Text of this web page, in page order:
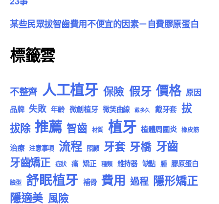
某些民眾拔智齒費用不便宜的因素－自費膠原蛋白
標籤雲
不整齊 人工植牙 保險 假牙 價格 原因
品牌 失敗 年齡 微創植牙 微笑曲線 戴多久 戴牙套 拔
拔除 推薦 智齒 材質 植牙 植體周圍炎 橡皮筋
治療 注意事項 流程 照顧 牙套 牙橋 牙齒
牙齒矯正 症狀 痛 矯正 種類 維持器 缺點 腫 膠原蛋白
臉型 舒眠植牙 補骨 費用 過程 隱形矯正
隱適美 風險